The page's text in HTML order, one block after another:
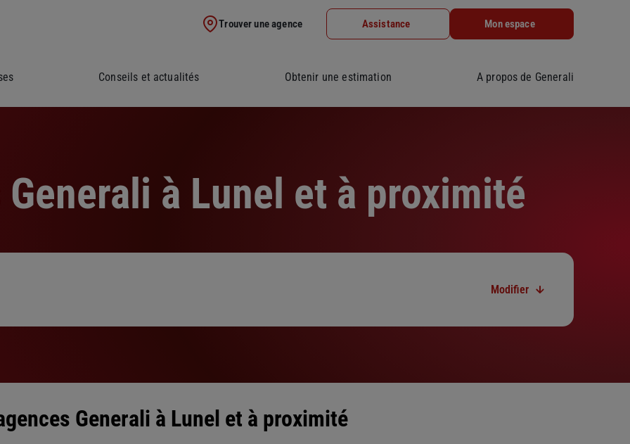
Trouver une agence Assistance Mon espace
Conseils et actualités Obtenir une estimation A propos de Generali
à Lunel et à proximité
Modifier
Generali à Lunel et à proximité